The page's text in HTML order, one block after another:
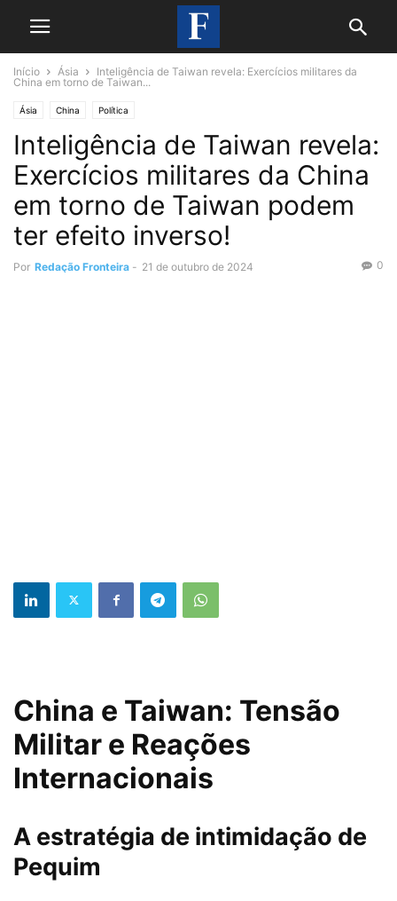
Início Ásia
Inteligência de Taiwan revela: Exercícios militares da
China em torno de Taiwan...
Ásia China Política
Inteligência de Taiwan revela:
Exercícios militares da China
em torno de Taiwan podem
ter efeito inverso!
Por Redação Fronteira - 21 de outubro de 2024 0
China e Taiwan: Tensão
Militar e Reações
Internacionais
A estratégia de intimidação de
Pequim